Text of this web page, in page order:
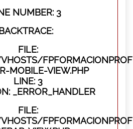
NUMBER: 3
FILE:
MOBILE-VIEW.PHP
LINE: 3
_ERROR_HANDLER
FILE: